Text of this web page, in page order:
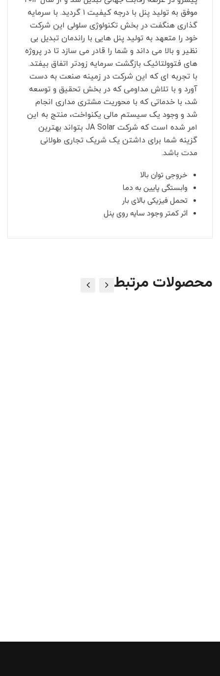
موفق به تولید پنل با درجه کیفیت ۱ گردید. با سرمایه
گذاری هنگفت در بخش تکنولوژی سلولی این شرکت
خود را متعهد به تولید پنل هایی با راندمان تبدیل بی
نظیر و بالا می داند و شما را قادر می سازد تا در پروژه
های فتوولتائیک بازگشت سرمایه زودتر اتفاق بیفتد.
با تجربه ای که این شرکت در زمینه صنعت به دست
آورد و با تلاش مداومی که در بخش تحقیق و توسعه
شد، با خدماتی که با محوریت مشتری مداری انجام
شد و وجود یک سیستم مالی یکنواخت، منتج به این
امر شده است که شرکت JA Solar بتواند بهترین
گزینه شما برای داشتن یک شریک تجاری طولانی
مدت باشد.
خروجی توان بالا
وابستگی پایین به دما
تحمل فیزیکی بالای بار
اثر کمتر وجود سایه روی پنل
محصولات مرتبط